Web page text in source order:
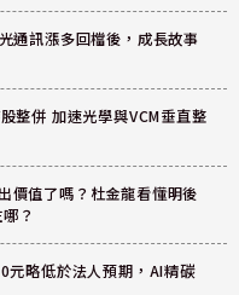
通訊漲多回檔後，成長故事
整併 加速光學與VCM垂直整
價值了嗎？杜金龍看懂明後
？
元略低於法人預期，AI精碳